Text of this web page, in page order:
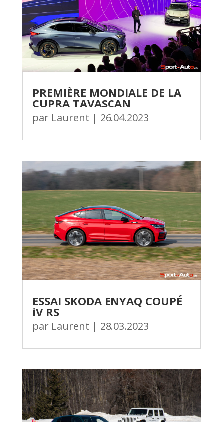
PREMIÈRE MONDIALE DE LA
CUPRA TAVASCAN
par Laurent | 26.04.2023
ESSAI SKODA ENYAQ COUPÉ
iV RS
par Laurent | 28.03.2023